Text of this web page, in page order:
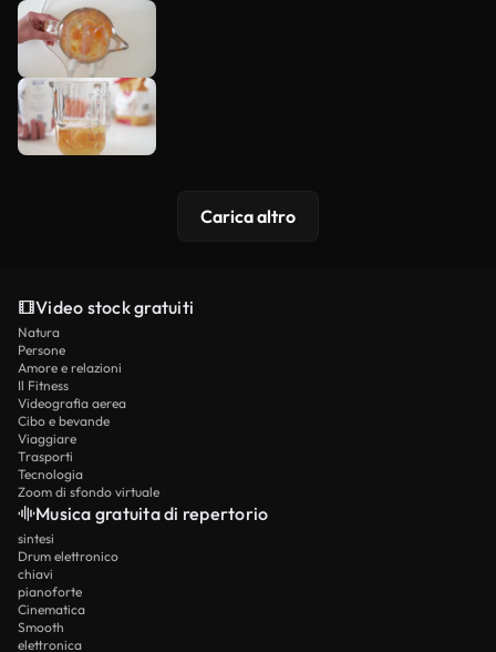
Carica altro
Video stock gratuiti
Natura
Persone
Amore e relazioni
Il Fitness
Videografia aerea
Cibo e bevande
Viaggiare
Trasporti
Tecnologia
Zoom di sfondo virtuale
Musica gratuita di repertorio
sintesi
Drum elettronico
chiavi
pianoforte
Cinematica
Smooth
elettronica